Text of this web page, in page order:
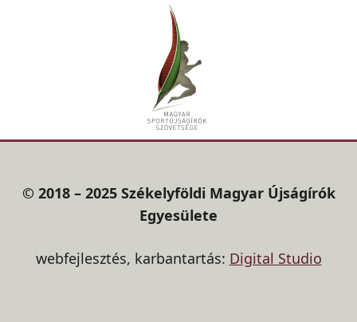
© 2018 – 2025 Székelyföldi Magyar Újságírók
Egyesülete
webfejlesztés, karbantartás: Digital Studio